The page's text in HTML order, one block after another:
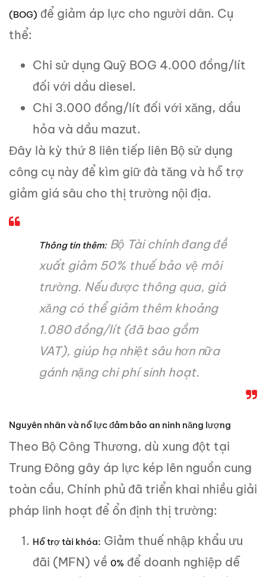
(BOG) để giảm áp lực cho người dân. Cụ
thể:
Chi sử dụng Quỹ BOG 4.000 đồng/lít
đối với dầu diesel.
Chi 3.000 đồng/lít đối với xăng, dầu
hỏa và dầu mazut.
Đây là kỳ thứ 8 liên tiếp liên Bộ sử dụng
công cụ này để kìm giữ đà tăng và hỗ trợ
giảm giá sâu cho thị trường nội địa.
Thông tin thêm: Bộ Tài chính đang đề
xuất giảm 50% thuế bảo vệ môi
trường. Nếu được thông qua, giá
xăng có thể giảm thêm khoảng
1.080 đồng/lít (đã bao gồm
VAT), giúp hạ nhiệt sâu hơn nữa
gánh nặng chi phí sinh hoạt.
Nguyên nhân và nỗ lực đảm bảo an ninh năng lượng
Theo Bộ Công Thương, dù xung đột tại
Trung Đông gây áp lực kép lên nguồn cung
toàn cầu, Chính phủ đã triển khai nhiều giải
pháp linh hoạt để ổn định thị trường:
Hỗ trợ tài khóa: Giảm thuế nhập khẩu ưu
đãi (MFN) về 0% để doanh nghiệp dễ